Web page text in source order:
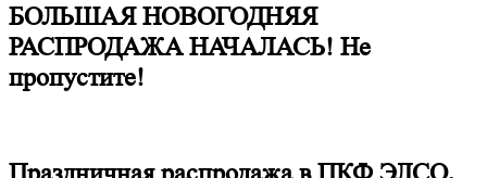
БОЛЬШАЯ НОВОГОДНЯЯ
РАСПРОДАЖА НАЧАЛАСЬ! Не
пропустите!